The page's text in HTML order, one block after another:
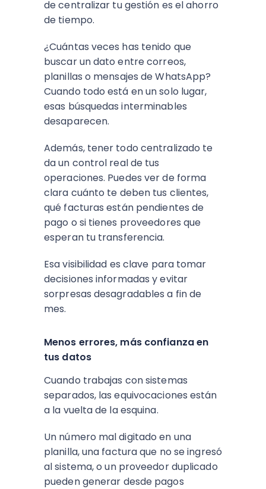
de centralizar tu gestión es el ahorro
de tiempo.
¿Cuántas veces has tenido que
buscar un dato entre correos,
planillas o mensajes de WhatsApp?
Cuando todo está en un solo lugar,
esas búsquedas interminables
desaparecen.
Además, tener todo centralizado te
da un control real de tus
operaciones. Puedes ver de forma
clara cuánto te deben tus clientes,
qué facturas están pendientes de
pago o si tienes proveedores que
esperan tu transferencia.
Esa visibilidad es clave para tomar
decisiones informadas y evitar
sorpresas desagradables a fin de
mes.
Menos errores, más confianza en
tus datos
Cuando trabajas con sistemas
separados, las equivocaciones están
a la vuelta de la esquina.
Un número mal digitado en una
planilla, una factura que no se ingresó
al sistema, o un proveedor duplicado
pueden generar desde pagos